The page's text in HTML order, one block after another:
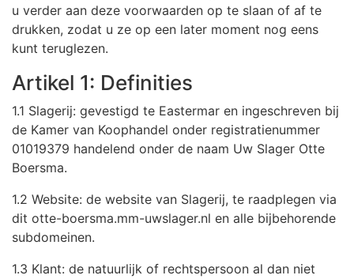
u verder aan deze voorwaarden op te slaan of af te
drukken, zodat u ze op een later moment nog eens
kunt teruglezen.
Artikel 1: Definities
1.1 Slagerij: gevestigd te Eastermar en ingeschreven bij
de Kamer van Koophandel onder registratienummer
01019379 handelend onder de naam Uw Slager Otte
Boersma.
1.2 Website: de website van Slagerij, te raadplegen via
dit otte-boersma.mm-uwslager.nl en alle bijbehorende
subdomeinen.
1.3 Klant: de natuurlijk of rechtspersoon al dan niet